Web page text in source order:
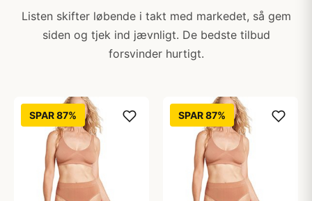
Listen skifter løbende i takt med markedet, så gem
siden og tjek ind jævnligt. De bedste tilbud
forsvinder hurtigt.
SPAR 87% SPAR 87%